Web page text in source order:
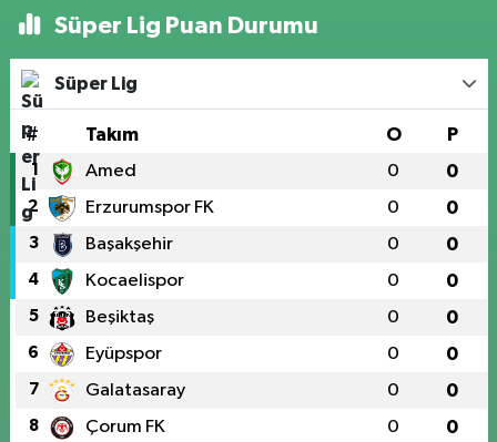
Süper Lig Puan Durumu
Süper Lig
# Takım O P
1 Amed 0 0
2 Erzurumspor FK 0 0
3 Başakşehir 0 0
4 Kocaelispor 0 0
5 Beşiktaş 0 0
6 Eyüpspor 0 0
7 Galatasaray 0 0
8 Çorum FK 0 0